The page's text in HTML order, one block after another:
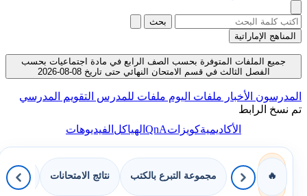
بحث
المناهج الإماراتية
جميع الملفات المتوفرة بحسب الصف الرابع في مادة اجتماعيات بحسب
الفصل الثالث في قسم الامتحان النهائي حتى تاريخ 08-08-2026
المدرسون الأخبار ملفات اليوم ملفات للمدرس التقويم المدرسي
تم نسخ الرابط
الأكاديميةكويزاتQnAالهياكلالفيديوهات
🔥 مجموعة التبرع بالكتب نتائج الامتحانات